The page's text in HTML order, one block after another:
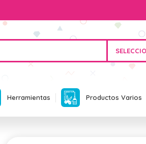
Herramientas Productos Varios